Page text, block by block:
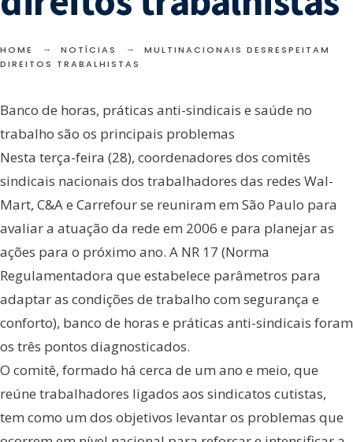
HOME NOTÍCIAS
MULTINACIONAIS DESRESPEITAM
DIREITOS TRABALHISTAS
Banco de horas, práticas anti-sindicais e saúde no
trabalho são os principais problemas
Nesta terça-feira (28), coordenadores dos comitês
sindicais nacionais dos trabalhadores das redes Wal-
Mart, C&A e Carrefour se reuniram em São Paulo para
avaliar a atuação da rede em 2006 e para planejar as
ações para o próximo ano. A NR 17 (Norma
Regulamentadora que estabelece parâmetros para
adaptar as condições de trabalho com segurança e
conforto), banco de horas e práticas anti-sindicais foram
os três pontos diagnosticados.
O comitê, formado há cerca de um ano e meio, que
reúne trabalhadores ligados aos sindicatos cutistas,
tem como um dos objetivos levantar os problemas que